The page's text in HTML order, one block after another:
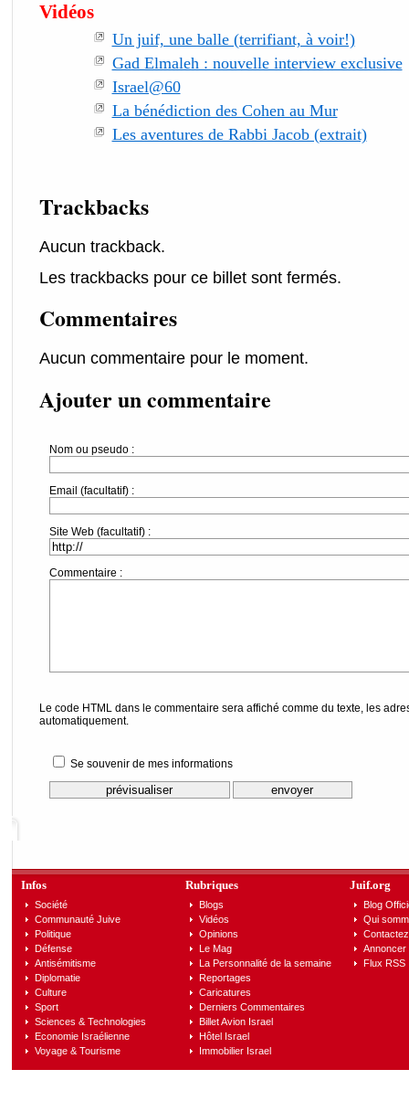
Vidéos
Un juif, une balle (terrifiant, à voir!)
Gad Elmaleh : nouvelle interview exclusive
Israel@60
La bénédiction des Cohen au Mur
Les aventures de Rabbi Jacob (extrait)
Trackbacks
Aucun trackback.
Les trackbacks pour ce billet sont fermés.
Commentaires
Aucun commentaire pour le moment.
Ajouter un commentaire
Nom ou pseudo :
Email (facultatif) :
Site Web (facultatif) :
Commentaire :
Le code HTML dans le commentaire sera affiché comme du texte, les
automatiquement.
Se souvenir de mes informations
Infos
Société
Communauté Juive
Politique
Défense
Antisémitisme
Diplomatie
Culture
Sport
Sciences & Technologies
Economie Israélienne
Voyage & Tourisme
Rubriques
Blogs
Vidéos
Opinions
Le Mag
La Personnalité de la semaine
Reportages
Caricatures
Derniers Commentaires
Billet Avion Israel
Hôtel Israel
Immobilier Israel
Juif.org
Blog
Qui
Annoncer
Flux RSS